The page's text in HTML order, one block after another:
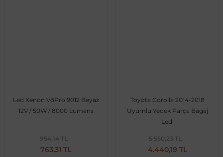
Led Xenon V8Pro 9012 Beyaz
12V / 50W / 8000 Lumens
954,14 TL
763,31 TL
Toyota Corolla 2014-2018
Uyumlu Yedek Parça Bagaj
Ledi
5.550,23 TL
4.440,19 TL